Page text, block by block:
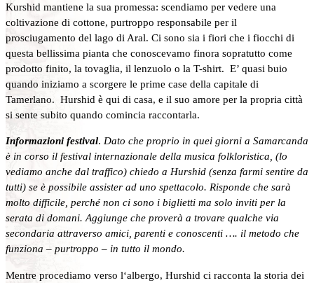
Kurshid mantiene la sua promessa: scendiamo per vedere una
coltivazione di cottone, purtroppo responsabile per il
prosciugamento del lago di Aral. Ci sono sia i fiori che i fiocchi di
questa bellissima pianta che conoscevamo finora sopratutto come
prodotto finito, la tovaglia, il lenzuolo o la T-shirt. E’ quasi buio
quando iniziamo a scorgere le prime case della capitale di
Tamerlano. Hurshid è qui di casa, e il suo amore per la propria città
si sente subito quando comincia raccontarla.
Informazioni festival. Dato che proprio in quei giorni a Samarcanda
è in corso il festival internazionale della musica folkloristica, (lo
vediamo anche dal traffico) chiedo a Hurshid (senza farmi sentire da
tutti) se è possibile assister ad uno spettacolo. Risponde che sarà
molto difficile, perché non ci sono i biglietti ma solo inviti per la
serata di domani. Aggiunge che proverà a trovare qualche via
secondaria attraverso amici, parenti e conoscenti …. il metodo che
funziona – purtroppo – in tutto il mondo.
Mentre procediamo verso l‘albergo, Hurshid ci racconta la storia dei